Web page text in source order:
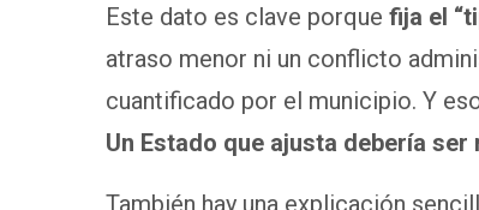
Este dato es clave porque fija el
atraso menor ni un conflicto
cuantificado por el municipio. Y
Un Estado que ajusta debería
También hay una explicación